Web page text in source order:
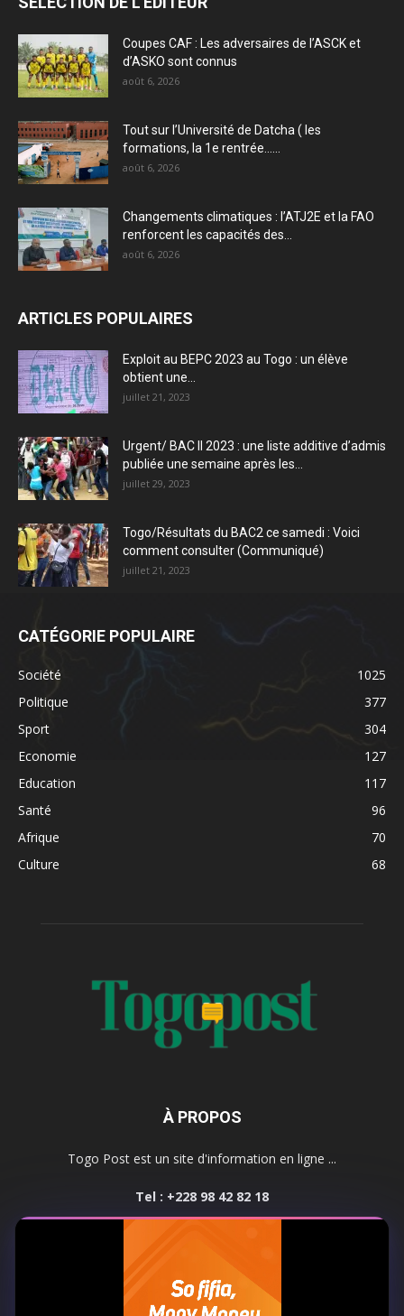
Coupes CAF : Les adversaires de l’ASCK et
d’ASKO sont connus
août 6, 2026
Tout sur l’Université de Datcha ( les
formations, la 1e rentrée…...
août 6, 2026
Changements climatiques : l’ATJ2E et la FAO
renforcent les capacités des...
août 6, 2026
ARTICLES POPULAIRES
Exploit au BEPC 2023 au Togo : un élève
obtient une...
juillet 21, 2023
Urgent/ BAC II 2023 : une liste additive d’admis
publiée une semaine après les...
juillet 29, 2023
Togo/Résultats du BAC2 ce samedi : Voici
comment consulter (Communiqué)
juillet 21, 2023
CATÉGORIE POPULAIRE
Société
1025
Politique
377
Sport
304
Economie
127
Education
117
Santé
96
Afrique
70
Culture
68
À PROPOS
Togo Post est un site d'information en ligne ...
Tel : +228 98 42 82 18
SUIVEZ NOUS